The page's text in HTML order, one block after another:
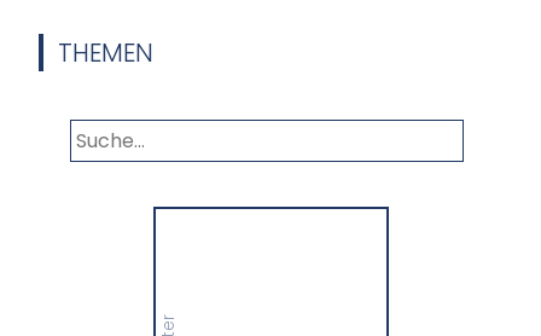
THEMEN
Gewerbethemen. Bleiben